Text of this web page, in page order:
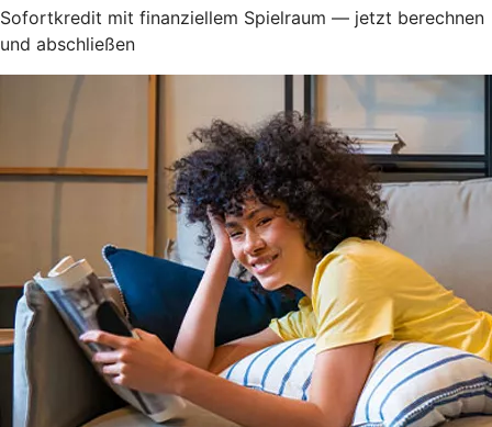
Sofortkredit mit finanziellem Spielraum — jetzt berechnen
und abschließen